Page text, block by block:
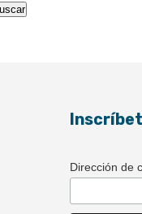
Dirección de